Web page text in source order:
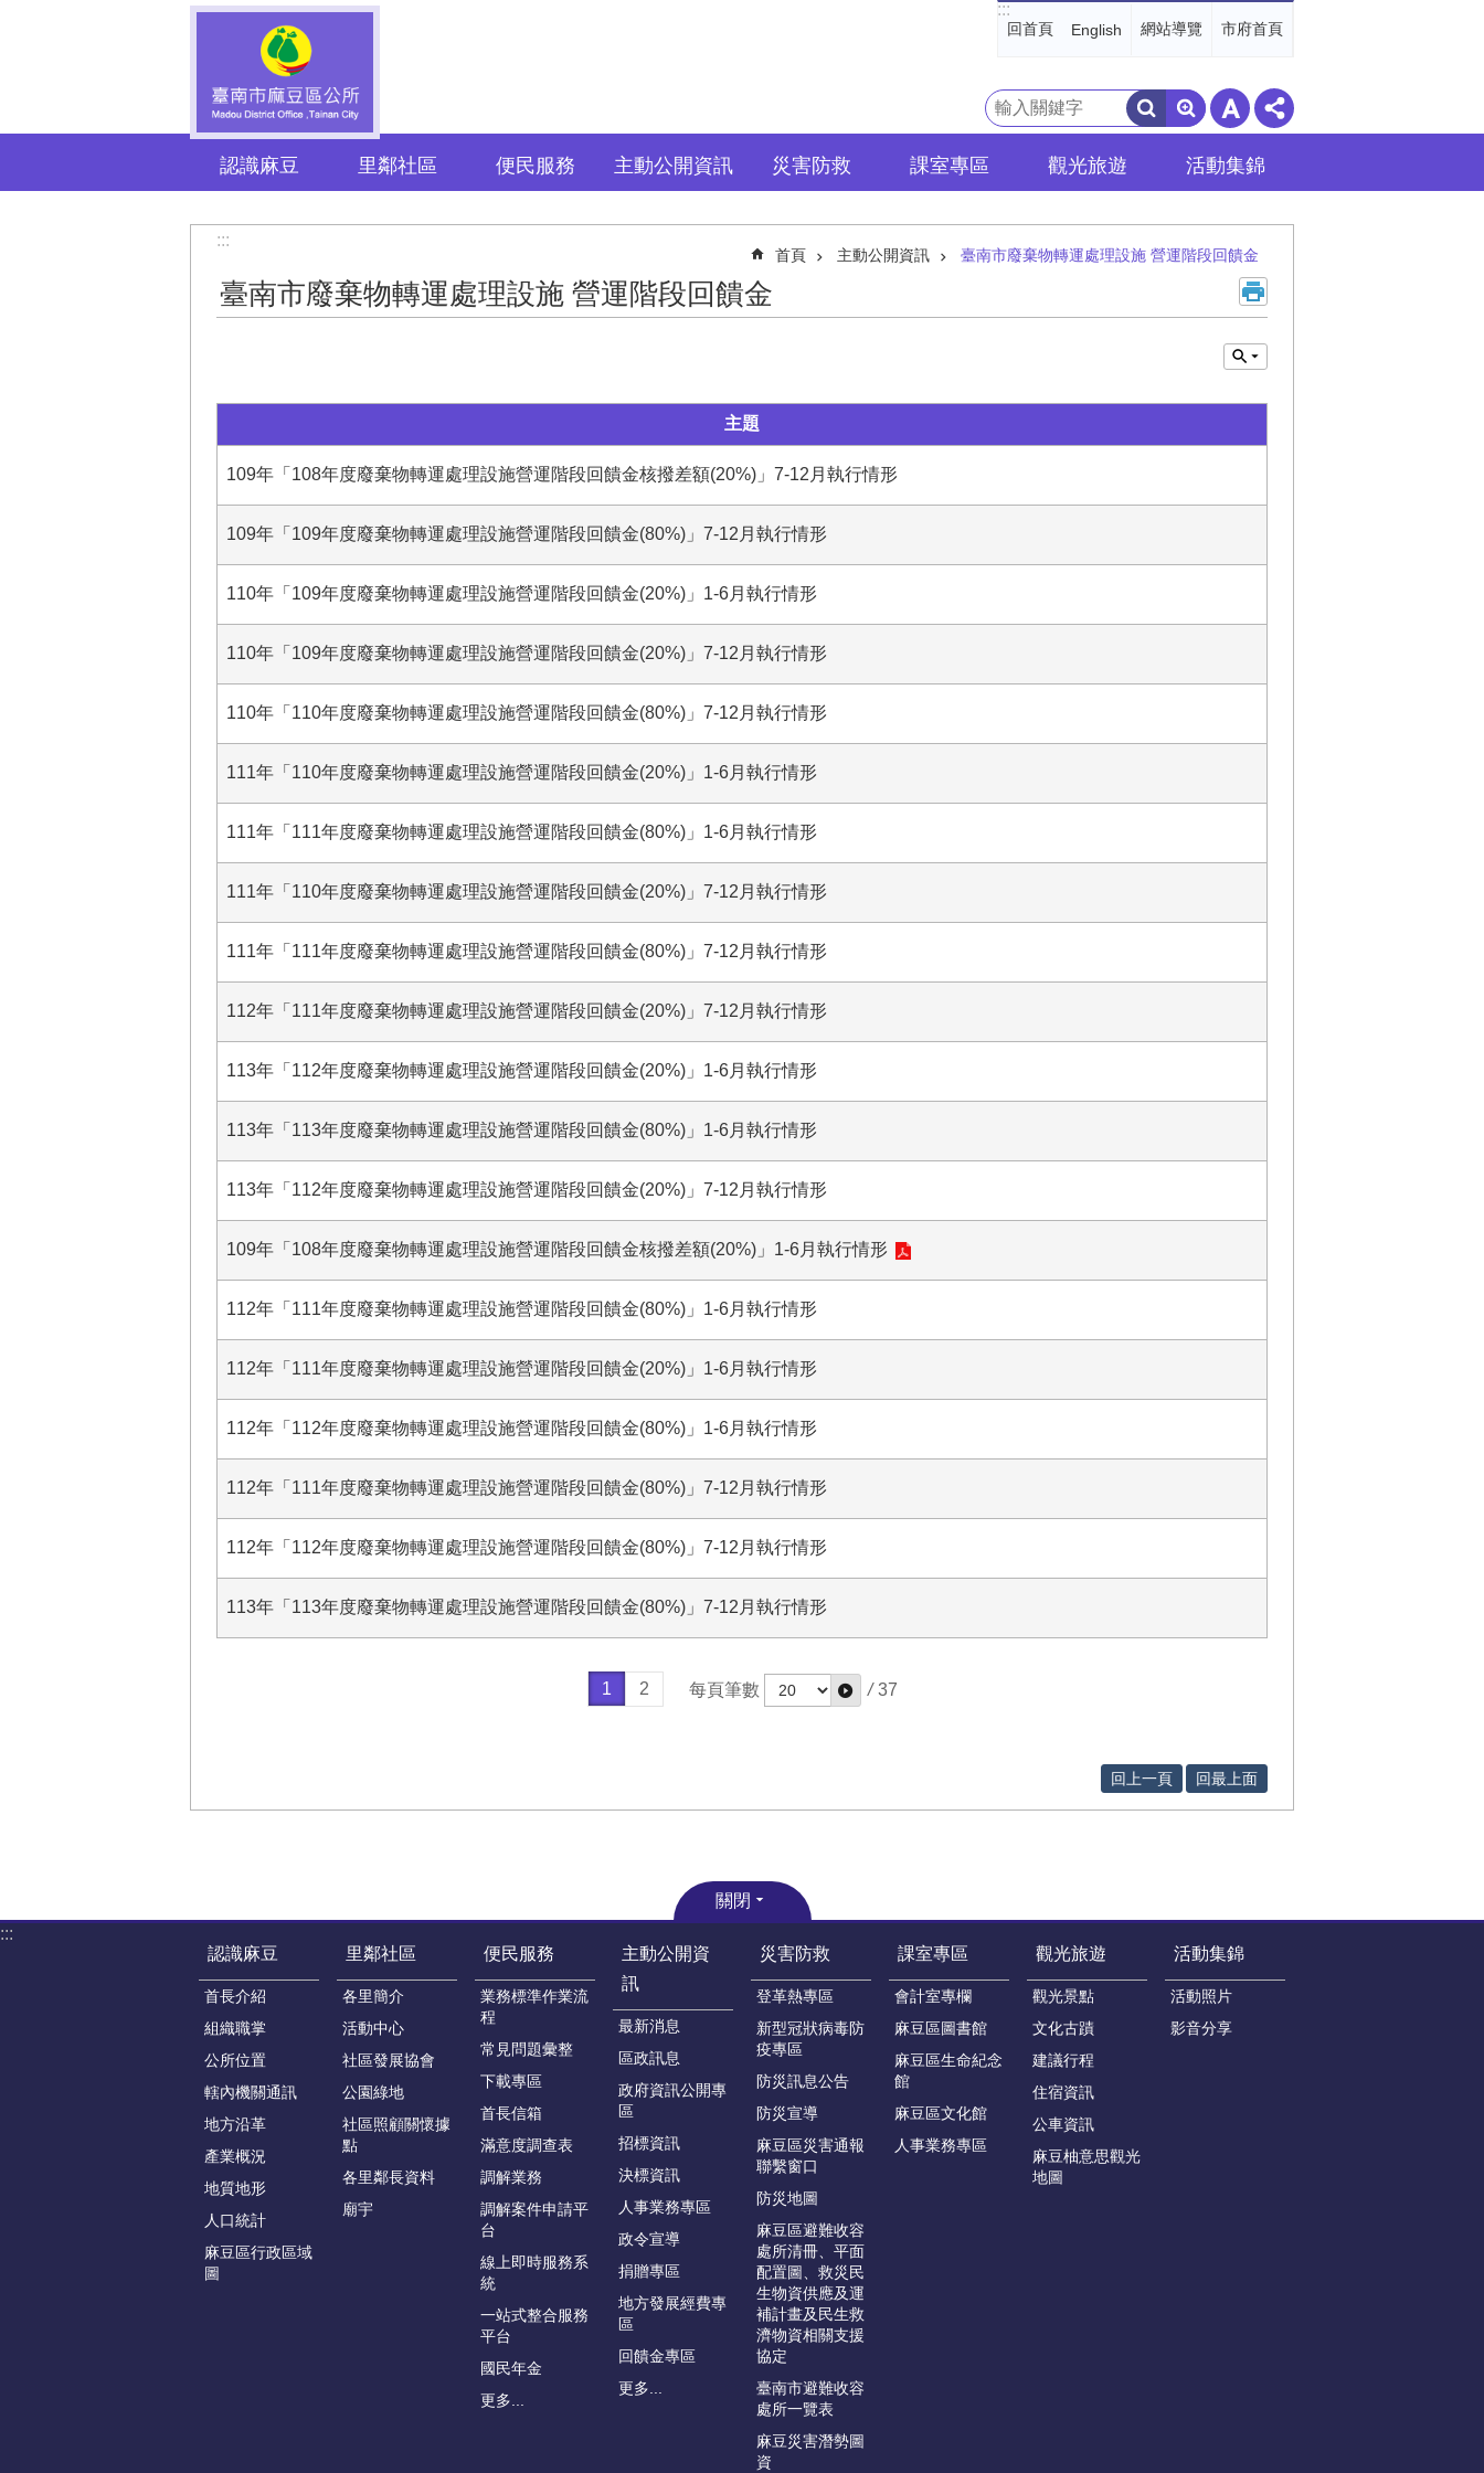
:::
回首頁 English 網站導覽 市府首頁
搜
尋
認識麻豆 里鄰社區 便民服務 主動公開資訊 災害防救 課室專區 觀光旅遊 活動集錦
:::
首頁 主動公開資訊 臺南市廢棄物轉運處理設施 營運階段回饋金
臺南市廢棄物轉運處理設施 營運階段回饋金
主題
109年「108年度廢棄物轉運處理設施營運階段回饋金核撥差額(20%)」7-12月執行情形
109年「109年度廢棄物轉運處理設施營運階段回饋金(80%)」7-12月執行情形
110年「109年度廢棄物轉運處理設施營運階段回饋金(20%)」1-6月執行情形
110年「109年度廢棄物轉運處理設施營運階段回饋金(20%)」7-12月執行情形
110年「110年度廢棄物轉運處理設施營運階段回饋金(80%)」7-12月執行情形
111年「110年度廢棄物轉運處理設施營運階段回饋金(20%)」1-6月執行情形
111年「111年度廢棄物轉運處理設施營運階段回饋金(80%)」1-6月執行情形
111年「110年度廢棄物轉運處理設施營運階段回饋金(20%)」7-12月執行情形
111年「111年度廢棄物轉運處理設施營運階段回饋金(80%)」7-12月執行情形
112年「111年度廢棄物轉運處理設施營運階段回饋金(20%)」7-12月執行情形
113年「112年度廢棄物轉運處理設施營運階段回饋金(20%)」1-6月執行情形
113年「113年度廢棄物轉運處理設施營運階段回饋金(80%)」1-6月執行情形
113年「112年度廢棄物轉運處理設施營運階段回饋金(20%)」7-12月執行情形
109年「108年度廢棄物轉運處理設施營運階段回饋金核撥差額(20%)」1-6月執行情形
112年「111年度廢棄物轉運處理設施營運階段回饋金(80%)」1-6月執行情形
112年「111年度廢棄物轉運處理設施營運階段回饋金(20%)」1-6月執行情形
112年「112年度廢棄物轉運處理設施營運階段回饋金(80%)」1-6月執行情形
112年「111年度廢棄物轉運處理設施營運階段回饋金(80%)」7-12月執行情形
112年「112年度廢棄物轉運處理設施營運階段回饋金(80%)」7-12月執行情形
113年「113年度廢棄物轉運處理設施營運階段回饋金(80%)」7-12月執行情形
1 2 每頁筆數 / 37
回上一頁 回最上面
關閉
:::
認識麻豆
首長介紹
組織職掌
公所位置
轄內機關通訊
地方沿革
產業概況
地質地形
人口統計
麻豆區行政區域
圖
里鄰社區
各里簡介
活動中心
社區發展協會
公園綠地
社區照顧關懷據
點
各里鄰長資料
廟宇
便民服務
業務標準作業流
程
常見問題彙整
下載專區
首長信箱
滿意度調查表
調解業務
調解案件申請平
台
線上即時服務系
統
一站式整合服務
平台
國民年金
更多...
主動公開資
訊
最新消息
區政訊息
政府資訊公開專
區
招標資訊
決標資訊
人事業務專區
政令宣導
捐贈專區
地方發展經費專
區
回饋金專區
更多...
災害防救
登革熱專區
新型冠狀病毒防
疫專區
防災訊息公告
防災宣導
麻豆區災害通報
聯繫窗口
防災地圖
麻豆區避難收容
處所清冊、平面
配置圖、救災民
生物資供應及運
補計畫及民生救
濟物資相關支援
協定
臺南市避難收容
處所一覽表
麻豆災害潛勢圖
資
課室專區
會計室專欄
麻豆區圖書館
麻豆區生命紀念
館
麻豆區文化館
人事業務專區
觀光旅遊
觀光景點
文化古蹟
建議行程
住宿資訊
公車資訊
麻豆柚意思觀光
地圖
活動集錦
活動照片
影音分享